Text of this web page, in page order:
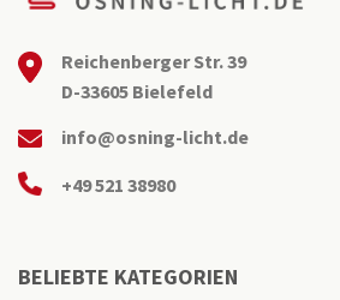
Reichenberger Str. 39
D-33605 Bielefeld
info@osning-licht.de
+49 521 38980
BELIEBTE KATEGORIEN